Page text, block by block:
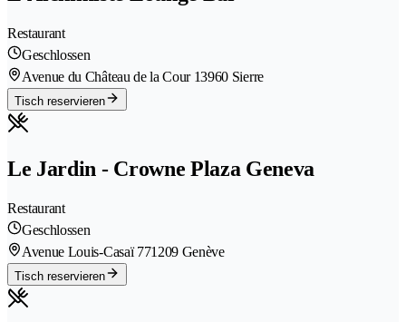
Restaurant
Geschlossen
Avenue du Château de la Cour 13960 Sierre
Tisch reservieren
Le Jardin - Crowne Plaza Geneva
Restaurant
Geschlossen
Avenue Louis-Casaï 771209 Genève
Tisch reservieren